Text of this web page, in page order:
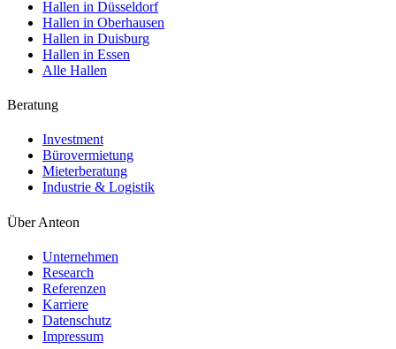
Hallen in Düsseldorf
Hallen in Oberhausen
Hallen in Duisburg
Hallen in Essen
Alle Hallen
Beratung
Investment
Bürovermietung
Mieterberatung
Industrie & Logistik
Über Anteon
Unternehmen
Research
Referenzen
Karriere
Datenschutz
Impressum